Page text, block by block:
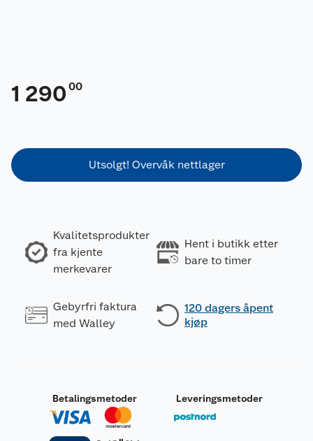
1 290 00
Utsolgt! Overvåk nettlager
Kvalitetsprodukter
fra kjente
merkevarer
Hent i butikk etter
bare to timer
Gebyrfri faktura
med Walley
120 dagers åpent
kjøp
Betalingsmetoder Leveringsmetoder